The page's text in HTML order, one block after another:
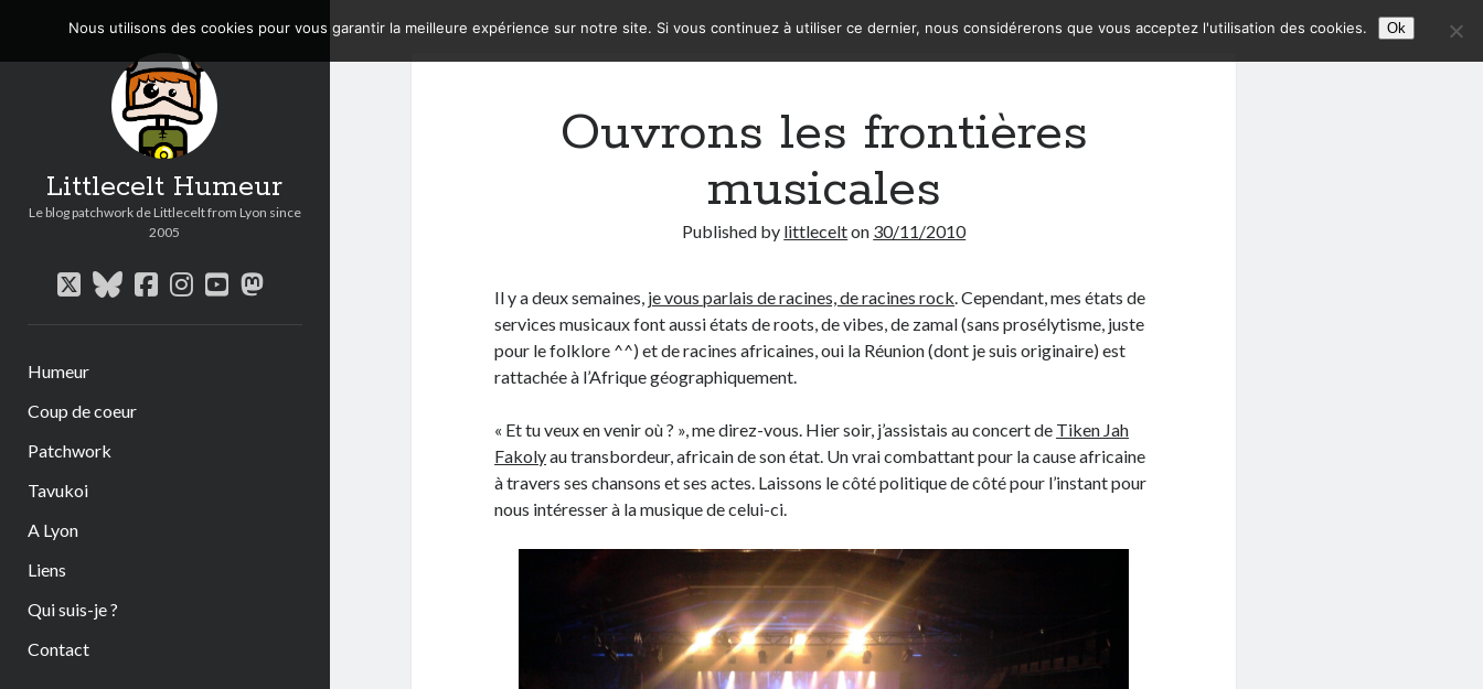
Littlecelt Humeur
Le blog patchwork de Littlecelt from Lyon since
2005
twitterbluesky
facebook
instagram
youtube
mastodon
Humeur
Coup de coeur
Patchwork
Tavukoi
A Lyon
Liens
Qui suis-je ?
Contact
Ouvrons les frontières
musicales
Published by littlecelton 30/11/2010
Il y a deux semaines, je vous parlais de racines, de racines rock. Cependant, mes états de
services musicaux font aussi états de roots, de vibes, de zamal (sans prosélytisme, juste
pour le folklore ^^) et de racines africaines, oui la Réunion (dont je suis originaire) est
rattachée à l’Afrique géographiquement.
« Et tu veux en venir où ? », me direz-vous. Hier soir, j’assistais au concert de Tiken Jah
Fakolyau transbordeur, africain de son état. Un vrai combattant pour la cause africaine
à travers ses chansons et ses actes. Laissons le côté politique de côté pour l’instant pour
nous intéresser à la musique de celui-ci.
Nous utilisons des cookies pour vous garantir la meilleure expérience sur notre site. Si vous continuez à utiliser ce dernier, nous considérerons que vous acceptez l'utilisation des cookies. Ok